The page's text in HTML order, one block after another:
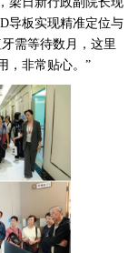
导板实现精准定位与
需等待数月，这里
，非常贴心。”